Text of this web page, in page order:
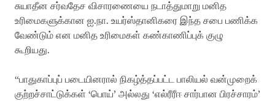
சுயாதீன சர்வதேச விசாரணையை நடாத்துமாறு மனித
உரிமைகளுக்கான ஐ.நா. உயர்ஸ்தானிகரை இந்த சபை பணிக்க
வேண்டும் என மனித உரிமைகள் கண்காணிப்புக் குழு
கூறியது.
“பாதுகாப்புப் படையினரால் நிகழ்த்தப்பட்ட பாலியல் வன்முறைக்
குற்றச்சாட்டுக்கள் ‘பொய்’ அல்லது ‘எல்ரீரீஈ சார்பான பிரச்சாரம்’